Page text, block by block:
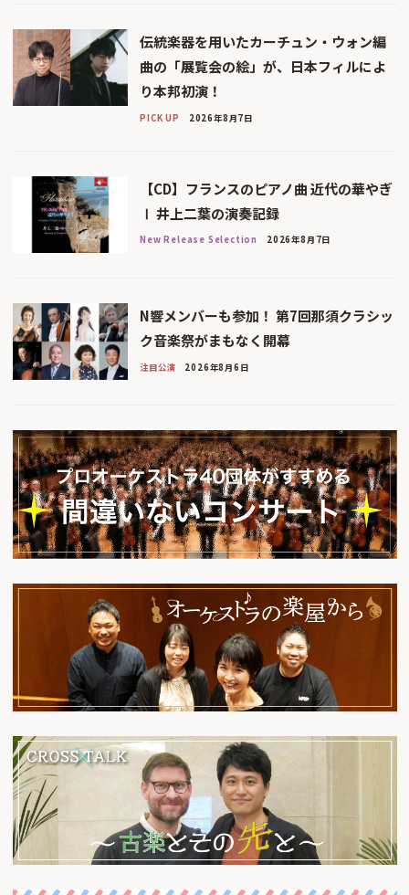
伝統楽器を用いたカーチュン・ウォン編
曲の「展覧会の絵」が、日本フィルによ
り本邦初演！
PICK UP 2026年8月7日
【CD】フランスのピアノ曲 近代の華やぎ
Ⅰ 井上二葉の演奏記録
New Release Selection 2026年8月7日
N響メンバーも参加！ 第7回那須クラシッ
ク音楽祭がまもなく開幕
注目公演 2026年8月6日